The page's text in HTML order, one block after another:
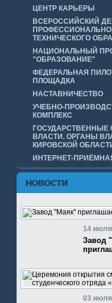
ЦЕНТР КАРЬЕРЫ
ВСЕРОССИЙСКИЙ
ТЕХНИЧЕСКОГО
НАЦИОНАЛЬНЫЙ
"ОБРАЗОВАНИЕ"
ФЕДЕРАЛЬНАЯ
ПЛОЩАДКА
НАСТАВНИЧЕСТВО
УЧЕБНО-
КОМПЛЕКС
ГОСУДАРСТВЕННЫЕ
ВЛАСТИ. ОРГАНЫ
КИРОВСКОЙ
ИНТЕРНЕТ-
НОВОСТИ
14
Завод
03